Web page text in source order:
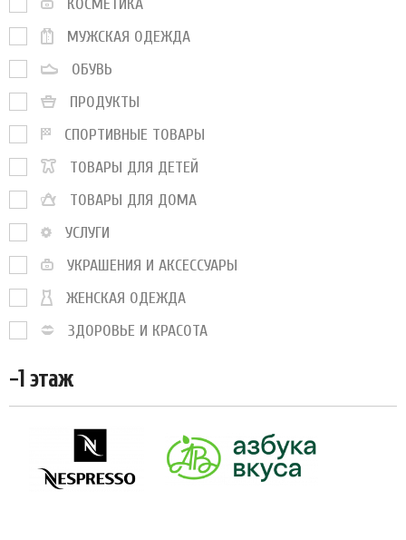
КОСМЕТИКА
МУЖСКАЯ ОДЕЖДА
ОБУВЬ
ПРОДУКТЫ
СПОРТИВНЫЕ ТОВАРЫ
ТОВАРЫ ДЛЯ ДЕТЕЙ
ТОВАРЫ ДЛЯ ДОМА
УСЛУГИ
УКРАШЕНИЯ И АКСЕССУАРЫ
ЖЕНСКАЯ ОДЕЖДА
ЗДОРОВЬЕ И КРАСОТА
-1 этаж